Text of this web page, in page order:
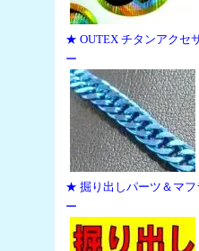
★ OUTEX チタンアクセ
ー
★ 掘り出しパーツ＆マフ
ー